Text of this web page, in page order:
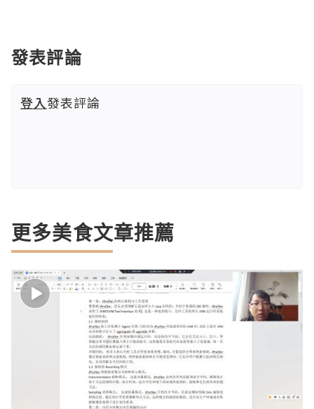
發表評論
登入發表評論
更多美食文章推薦